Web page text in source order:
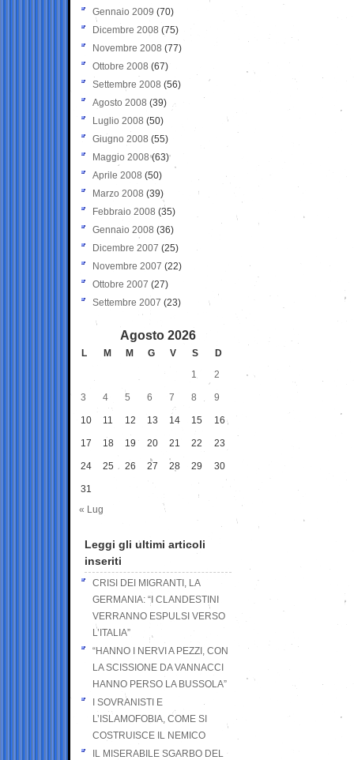
Gennaio 2009 (70)
Dicembre 2008 (75)
Novembre 2008 (77)
Ottobre 2008 (67)
Settembre 2008 (56)
Agosto 2008 (39)
Luglio 2008 (50)
Giugno 2008 (55)
Maggio 2008(63)
Aprile 2008 (50)
Marzo 2008 (39)
Febbraio 2008 (35)
Gennaio 2008 (36)
Dicembre 2007 (25)
Novembre 2007 (22)
Ottobre 2007 (27)
Settembre 2007 (23)
Agosto 2026
L M M G V S
D
1
2
3 4 5 6 7 8 9
10 11 12 13 14 15 16
17 18 19 20 21 22 23
24 25 26 27 28 29 30
31
« Lug
Leggi gli ultimi articoli
inseriti
CRISI DEI MIGRANTI, LA
GERMANIA: “I CLANDESTINI
VERRANNO ESPULSI VERSO
L’ITALIA”
“HANNO I NERVI A PEZZI, CON
LA SCISSIONE DA VANNACCI
HANNO PERSO LA BUSSOLA”
I SOVRANISTI E
L’ISLAMOFOBIA, COME SI
COSTRUISCE IL NEMICO
IL MISERABILE SGARBO DEL